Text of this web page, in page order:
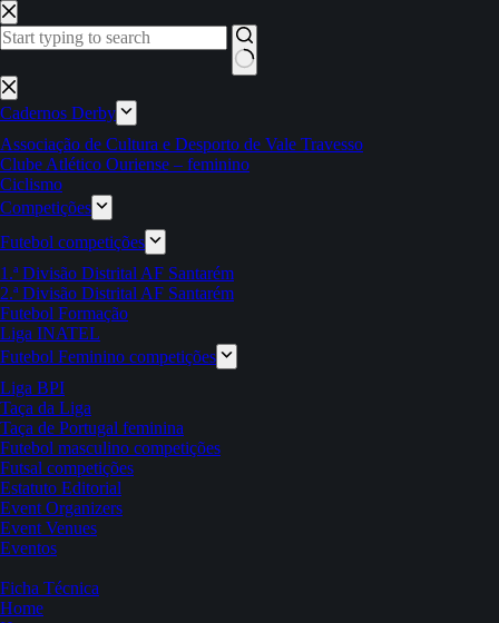
Pular
para
o
Sem
resultados
Cadernos Derby
Associação de Cultura e Desporto de Vale Travesso
Clube Atlético Ouriense – feminino
Ciclismo
Competições
Futebol competições
1.ª Divisão Distrital AF Santarém
2.ª Divisão Distrital AF Santarém
Futebol Formação
Liga INATEL
Futebol Feminino competições
Liga BPI
Taça da Liga
Taça de Portugal feminina
Futebol masculino competições
Futsal competições
Estatuto Editorial
Event Organizers
Event Venues
Eventos
Ficha Técnica
Home